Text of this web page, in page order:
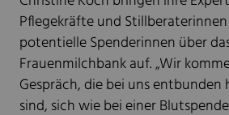
Pflegekräfte und
potentielle Spenderinnen über
Frauenmilchbank auf. „Wir
Gespräch, die bei uns
sind, sich wie bei einer